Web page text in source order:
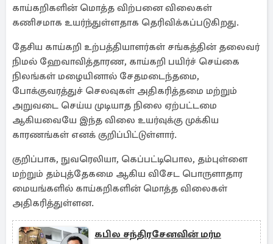
காய்கறிகளின் மொத்த விற்பனை விலைகள்
கணிசமாக உயர்ந்துள்ளதாக தெரிவிக்கப்படுகிறது.
தேசிய காய்கறி உற்பத்தியாளர்கள் சங்கத்தின் தலைவர்
நிமல் ஹேவாவித்தாரண, காய்கறி பயிர்ச் செய்கை
நிலங்கள் மழையினால் சேதமடைந்தமை,
போக்குவரத்துச் செலவுகள் அதிகரித்தமை மற்றும்
அறுவடை செய்ய முடியாத நிலை ஏற்பட்டமை
ஆகியவையே இந்த விலை உயர்வுக்கு முக்கிய
காரணங்கள் எனக் குறிப்பிட்டுள்ளார்.
குறிப்பாக, நுவரெலியா, கெப்பட்டிபொல, தம்புள்ளை
மற்றும் தம்புத்தேகமை ஆகிய விசேட பொருளாதார
மையங்களில் காய்கறிகளின் மொத்த விலைகள்
அதிகரித்துள்ளன.
கபில சந்திரசேனவின் மர்ம